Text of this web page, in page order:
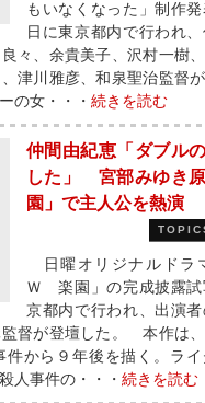
もいなくなった」制作
日に東京都内で行われ
々、余貴美子、沢村一樹
津川雅彦、和泉聖治監督
の女・・・ 続きを読む
仲間由紀恵「ダブル
した」 宮部みゆき
園」で主人公を熱演
日曜オリジナルドラ
Ｗ 楽園」の完成披露試
京都内で行われ、出演者
督が登壇した。 本作は
件から９年後を描く。ラ
人事件の・・・ 続きを読む